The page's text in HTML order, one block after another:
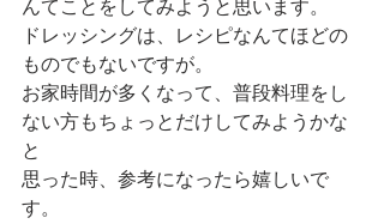
んてことをしてみようと思います。
ドレッシングは、レシピなんてほどの
ものでもないですが。
お家時間が多くなって、普段料理をし
ない方もちょっとだけしてみようかな
と
思った時、参考になったら嬉しいで
す。